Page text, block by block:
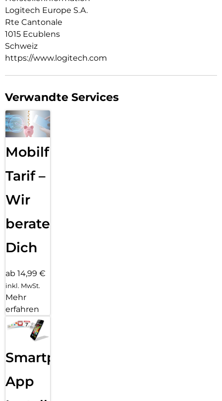
Logitech Europe S.A.
Rte Cantonale
1015 Ecublens
Schweiz
https://www.logitech.com
Verwandte Services
Mobilfunk
Tarif –
Wir
beraten
Dich
ab 14,99 €
inkl. MwSt.
Mehr
erfahren
Smartphone
App